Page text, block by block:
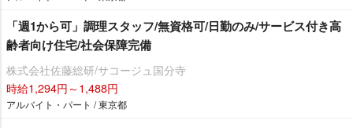
「週1から可」調理スタッフ/無資格可/日勤のみ/サービス付き高
齢者向け住宅/社会保障完備
株式会社佐藤総研/サコージュ国分寺
時給1,294円～1,488円
アルバイト・パート / 東京都